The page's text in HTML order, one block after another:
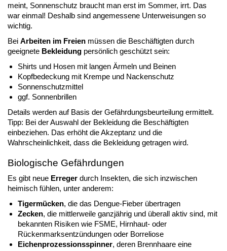
meint, Sonnenschutz braucht man erst im Sommer, irrt. Das
war einmal! Deshalb sind angemessene Unterweisungen so
wichtig.
Bei Arbeiten im Freien müssen die Beschäftigten durch
geeignete Bekleidung persönlich geschützt sein:
Shirts und Hosen mit langen Ärmeln und Beinen
Kopfbedeckung mit Krempe und Nackenschutz
Sonnenschutzmittel
ggf. Sonnenbrillen
Details werden auf Basis der Gefährdungsbeurteilung ermittelt.
Tipp: Bei der Auswahl der Bekleidung die Beschäftigten
einbeziehen. Das erhöht die Akzeptanz und die
Wahrscheinlichkeit, dass die Bekleidung getragen wird.
Biologische Gefährdungen
Es gibt neue Erreger durch Insekten, die sich inzwischen
heimisch fühlen, unter anderem:
Tigermücken, die das Dengue-Fieber übertragen
Zecken, die mittlerweile ganzjährig und überall aktiv sind, mit
bekannten Risiken wie FSME, Hirnhaut- oder
Rückenmarksentzündungen oder Borreliose
Eichenprozessionsspinner, deren Brennhaare eine